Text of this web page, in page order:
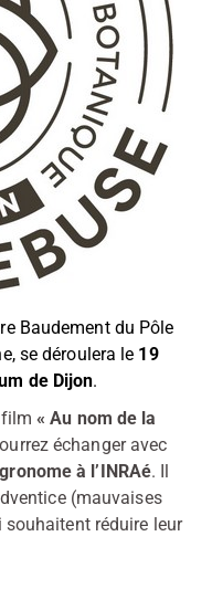
Baudement du Pôle
se déroulera le 19
de Dijon.
« Au nom de la
échanger avec
à l’INRAé. Il
(mauvaises
réduire leur